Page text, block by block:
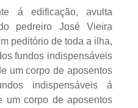
á edificação, avulta
pedreiro José Vieira
peditório de toda a ilha,
fundos indispensáveis
um corpo de aposentos
indispensáveis á
um corpo de aposentos